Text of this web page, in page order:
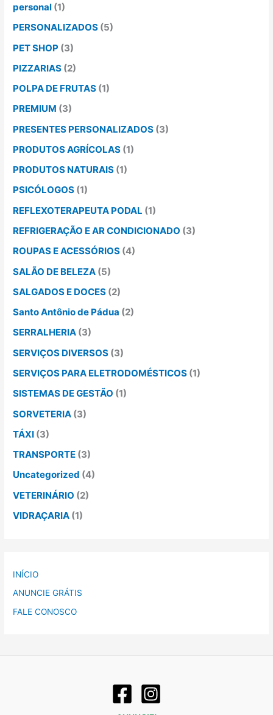
personal (1)
PERSONALIZADOS (5)
PET SHOP (3)
PIZZARIAS (2)
POLPA DE FRUTAS (1)
PREMIUM (3)
PRESENTES PERSONALIZADOS (3)
PRODUTOS AGRÍCOLAS (1)
PRODUTOS NATURAIS (1)
PSICÓLOGOS (1)
REFLEXOTERAPEUTA PODAL (1)
REFRIGERAÇÃO E AR CONDICIONADO (3)
ROUPAS E ACESSÓRIOS (4)
SALÃO DE BELEZA (5)
SALGADOS E DOCES (2)
Santo Antônio de Pádua (2)
SERRALHERIA (3)
SERVIÇOS DIVERSOS (3)
SERVIÇOS PARA ELETRODOMÉSTICOS (1)
SISTEMAS DE GESTÃO (1)
SORVETERIA (3)
TÁXI (3)
TRANSPORTE (3)
Uncategorized (4)
VETERINÁRIO (2)
VIDRAÇARIA (1)
INÍCIO
ANUNCIE GRÁTIS
FALE CONOSCO